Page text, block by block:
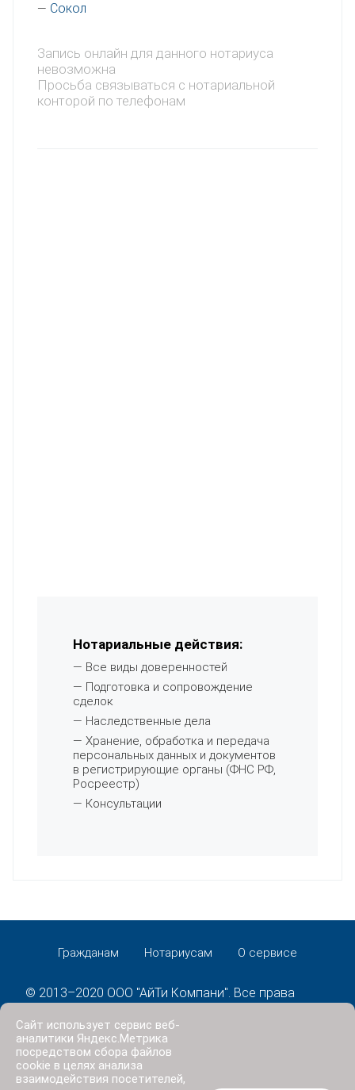
— Сокол
Запись онлайн для данного нотариуса
невозможна
Просьба связываться с нотариальной
конторой по телефонам
Нотариальные действия:
— Все виды доверенностей
— Подготовка и сопровождение
сделок
— Наследственные дела
— Хранение, обработка и передача
персональных данных и документов
в регистрирующие органы (ФНС РФ,
Росреестр)
— Консультации
Гражданам Нотариусам О сервисе
© 2013–2020 ООО "АйТи Компани". Все права
Политика конфиденциальности
Сайт использует сервис веб-
аналитики Яндекс.Метрика
посредством сбора файлов
cookie в целях анализа
взаимодействия посетителей,